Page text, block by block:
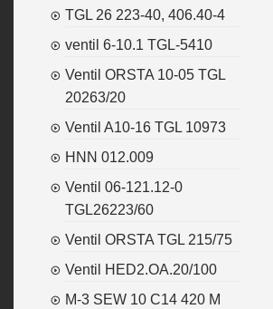
TGL 26 223-40, 406.40-4
ventil 6-10.1 TGL-5410
Ventil ORSTA 10-05 TGL
20263/20
Ventil A10-16 TGL 10973
HNN 012.009
Ventil 06-121.12-0
TGL26223/60
Ventil ORSTA TGL 215/75
Ventil HED2.OA.20/100
M-3 SEW 10 C14 420 M